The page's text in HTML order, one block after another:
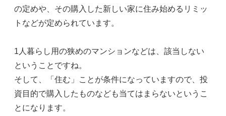
の定めや、その購入した新しい家に住み始めるリミッ
トなどが定められています。
1人暮らし用の狭めのマンションなどは、該当しない
ということですね。
そして、「住む」ことが条件になっていますので、投
資目的で購入したものなども当てはまらないというこ
とになります。